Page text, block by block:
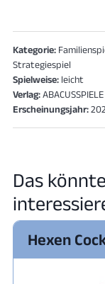
Kategorie:
Strategiespiel
Spielweise: leicht
Verlag:ABACUSSPIELE
Erscheinungsjahr:
Das
Hexen